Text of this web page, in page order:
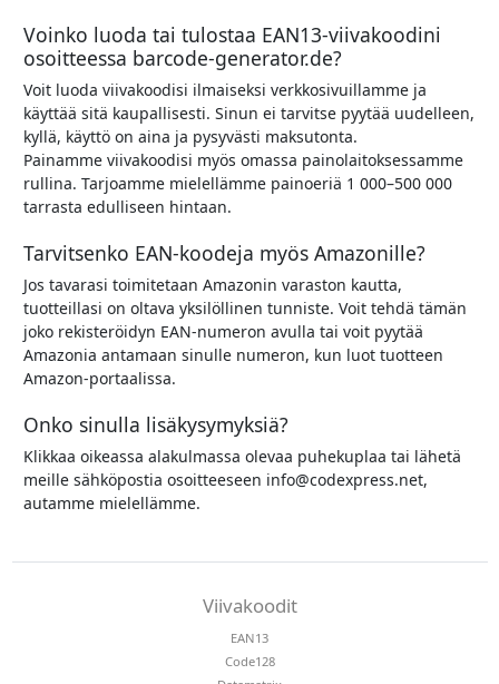
Voinko luoda tai tulostaa EAN13-viivakoodini
osoitteessa barcode-generator.de?
Voit luoda viivakoodisi ilmaiseksi verkkosivuillamme ja
käyttää sitä kaupallisesti. Sinun ei tarvitse pyytää uudelleen,
kyllä, käyttö on aina ja pysyvästi maksutonta.
Painamme viivakoodisi myös omassa painolaitoksessamme
rullina. Tarjoamme mielellämme painoeriä 1 000–500 000
tarrasta edulliseen hintaan.
Tarvitsenko EAN-koodeja myös Amazonille?
Jos tavarasi toimitetaan Amazonin varaston kautta,
tuotteillasi on oltava yksilöllinen tunniste. Voit tehdä tämän
joko rekisteröidyn EAN-numeron avulla tai voit pyytää
Amazonia antamaan sinulle numeron, kun luot tuotteen
Amazon-portaalissa.
Onko sinulla lisäkysymyksiä?
Klikkaa oikeassa alakulmassa olevaa puhekuplaa tai lähetä
meille sähköpostia osoitteeseen info@codexpress.net,
autamme mielellämme.
Viivakoodit
EAN13
Code128